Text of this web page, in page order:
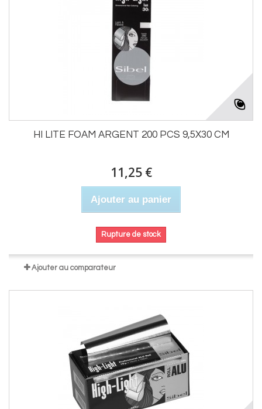
HI LITE FOAM ARGENT 200 PCS 9,5X30 CM
11,25 €
Ajouter au panier
Rupture de stock
Ajouter au comparateur